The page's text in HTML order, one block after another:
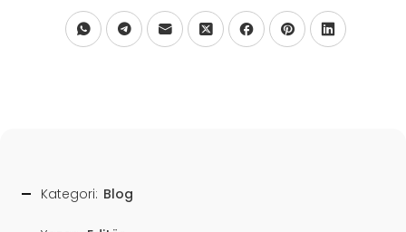
Kategori: Blog